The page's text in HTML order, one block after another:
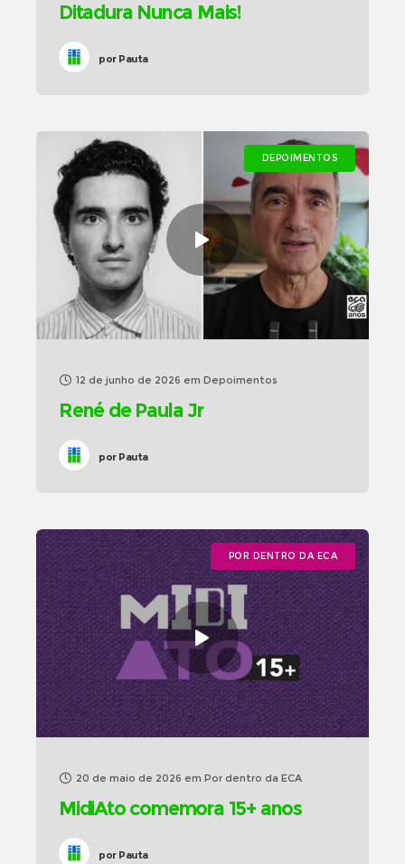
Ditadura Nunca Mais!
porPauta
DEPOIMENTOS
12 de junho de 2026 em Depoimentos
René de Paula Jr
porPauta
POR DENTRO DA ECA
20 de maio de 2026 em Por dentro da ECA
MidiAto comemora 15+ anos
porPauta